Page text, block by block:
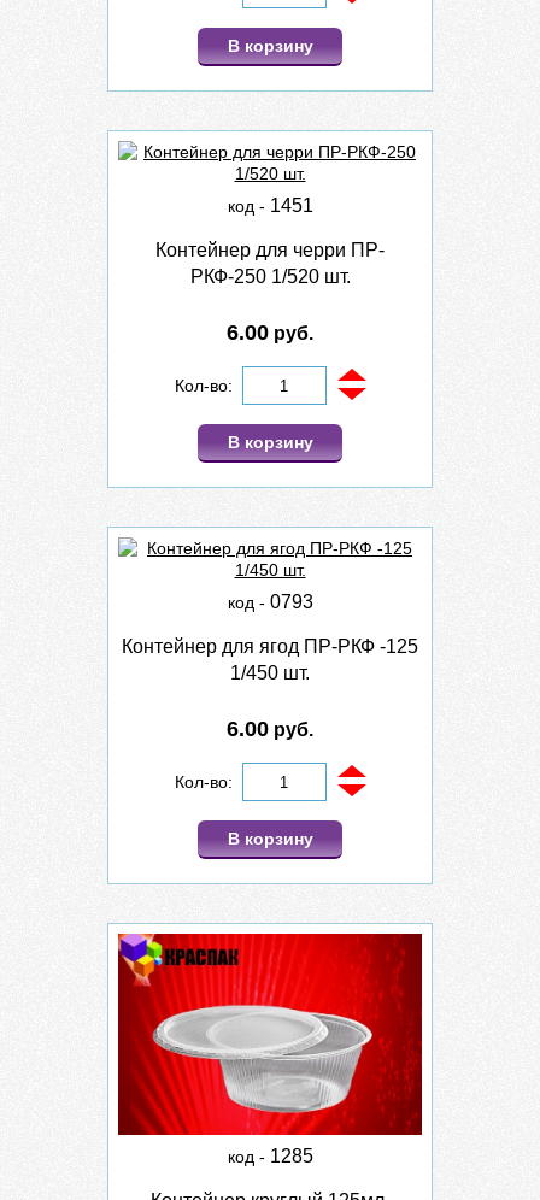
В корзину
код - 1451
Контейнер для черри ПР-
РКФ-250 1/520 шт.
6.00 руб.
Кол-во:
В корзину
код - 0793
Контейнер для ягод ПР-РКФ -125
1/450 шт.
6.00 руб.
Кол-во:
В корзину
код - 1285